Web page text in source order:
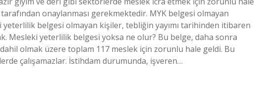
onaylanması gerekmektedir. MYK belgesi olmayan
yeterlilik belgesi olmayan kişiler, tebliğin yayımı tarihinden itibaren
Mesleki yeterlilik belgesi yoksa ne olur? Bu belge, daha sonra
olmak üzere toplam 117 meslek için zorunlu hale geldi. Bu
çalışamazlar. İstihdam durumunda, işveren…